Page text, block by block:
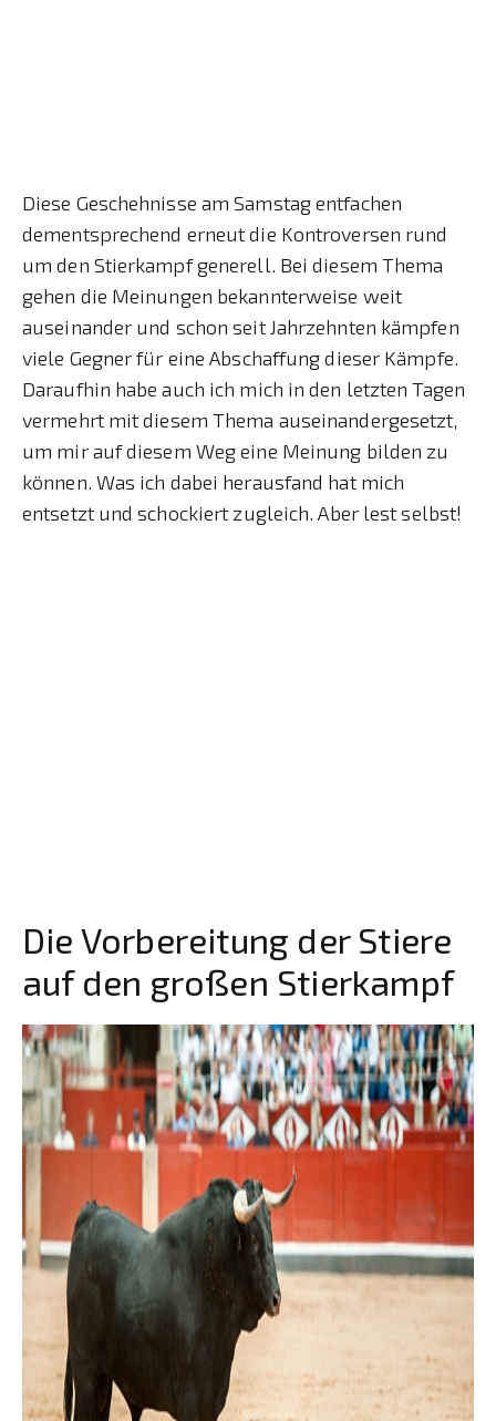
Diese Geschehnisse am Samstag entfachen
dementsprechend erneut die Kontroversen rund
um den Stierkampf generell. Bei diesem Thema
gehen die Meinungen bekannterweise weit
auseinander und schon seit Jahrzehnten kämpfen
viele Gegner für eine Abschaffung dieser Kämpfe.
Daraufhin habe auch ich mich in den letzten Tagen
vermehrt mit diesem Thema auseinandergesetzt,
um mir auf diesem Weg eine Meinung bilden zu
können. Was ich dabei herausfand hat mich
entsetzt und schockiert zugleich. Aber lest selbst!
Die Vorbereitung der Stiere
auf den großen Stierkampf